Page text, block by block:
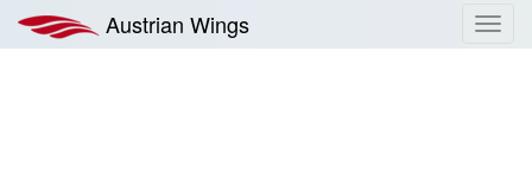
Inhalt
springen
Austrian Wings